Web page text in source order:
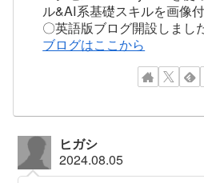
ル&AI系基礎スキルを画像
〇英語版ブログ開設しまし
ブログはここから
ヒガシ
2024.08.05